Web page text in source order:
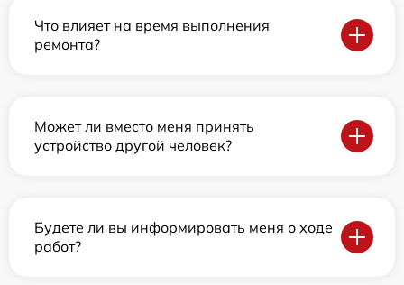
Что влияет на время выполнения
ремонта?
Может ли вместо меня принять
устройство другой человек?
Будете ли вы информировать меня о ходе
работ?